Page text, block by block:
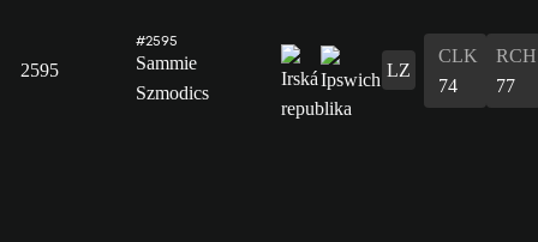
2595
#2595
Sammie
Szmodics
LZ
CLK
74
RCH
77